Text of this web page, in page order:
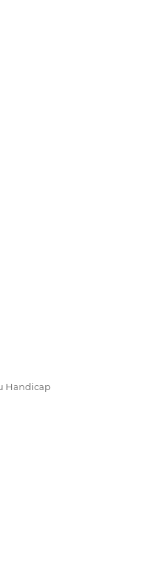
Handicap